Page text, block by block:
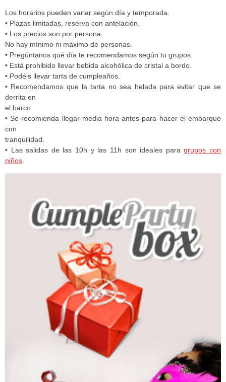
Los horarios pueden variar según día y temporada.
• Plazas limitadas, reserva con antelación.
• Los precios son por persona.
No hay mínimo ni máximo de personas.
• Pregúntanos qué día te recomendamos según tu grupos.
• Está prohibido llevar bebida alcohólica de cristal a bordo.
• Podéis llevar tarta de cumpleaños.
• Recomendamos que la tarta no sea helada para evitar que se
derrita en
el barco.
• Se recomienda llegar media hora antes para hacer el embarque
con
tranquilidad.
• Las salidas de las 10h y las 11h son ideales paragrupos con
niños